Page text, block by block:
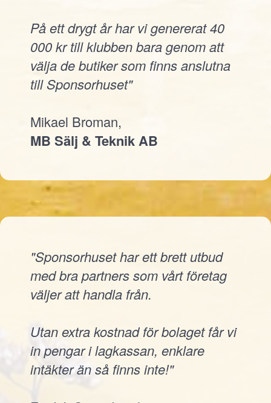
På ett drygt år har vi genererat 40
000 kr till klubben bara genom att
välja de butiker som finns anslutna
till Sponsorhuset"
Mikael Broman,
MB Sälj & Teknik AB
"Sponsorhuset har ett brett utbud
med bra partners som vårt företag
väljer att handla från.
Utan extra kostnad för bolaget får vi
in pengar i lagkassan, enklare
intäkter än så finns inte!"